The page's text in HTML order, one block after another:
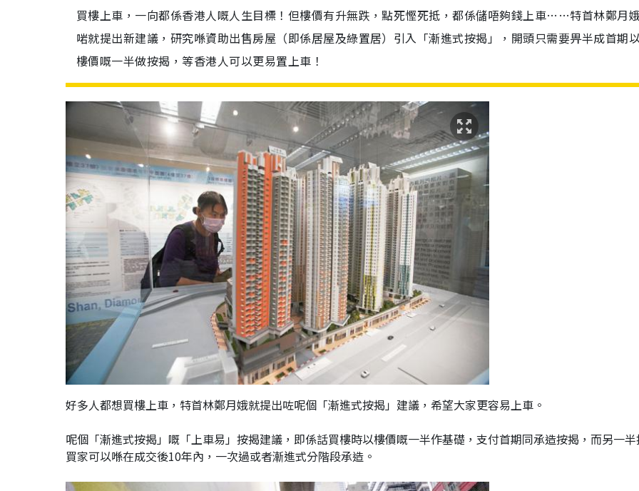
買樓上車，一向都係香港人嘅人生目標！但樓價有升無跌，點死慳死抵，都係儲唔夠錢上車……特首林鄭月
啱就提出新建議，研究喺資助出售房屋（即係居屋及綠置居）引入「漸進式按揭」，開頭只需要畀半成首期
樓價嘅一半做按揭，等香港人可以更易置上車！
好多人都想買樓上車，特首林鄭月娥就提出咗呢個「漸進式按揭」建議，希望大家更容易上車。
呢個「漸進式按揭」嘅「上車易」按揭建議，即係話買樓時以樓價嘅一半作基礎，支付首期同承造按揭，而另一
買家可以喺在成交後10年內，一次過或者漸進式分階段承造。